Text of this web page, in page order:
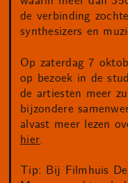
de verbinding
synthesizers en
Op zaterdag 7
op bezoek in de
de artiesten meer
bijzondere
alvast meer lezen
hier.
Tip: Bij Filmhuis